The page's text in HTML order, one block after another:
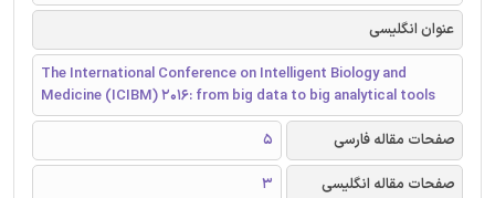
عنوان انگلیسی
The International Conference on Intelligent Biology and
Medicine (ICIBM) 2016: from big data to big analytical tools
صفحات مقاله فارسی
5
صفحات مقاله انگلیسی
3